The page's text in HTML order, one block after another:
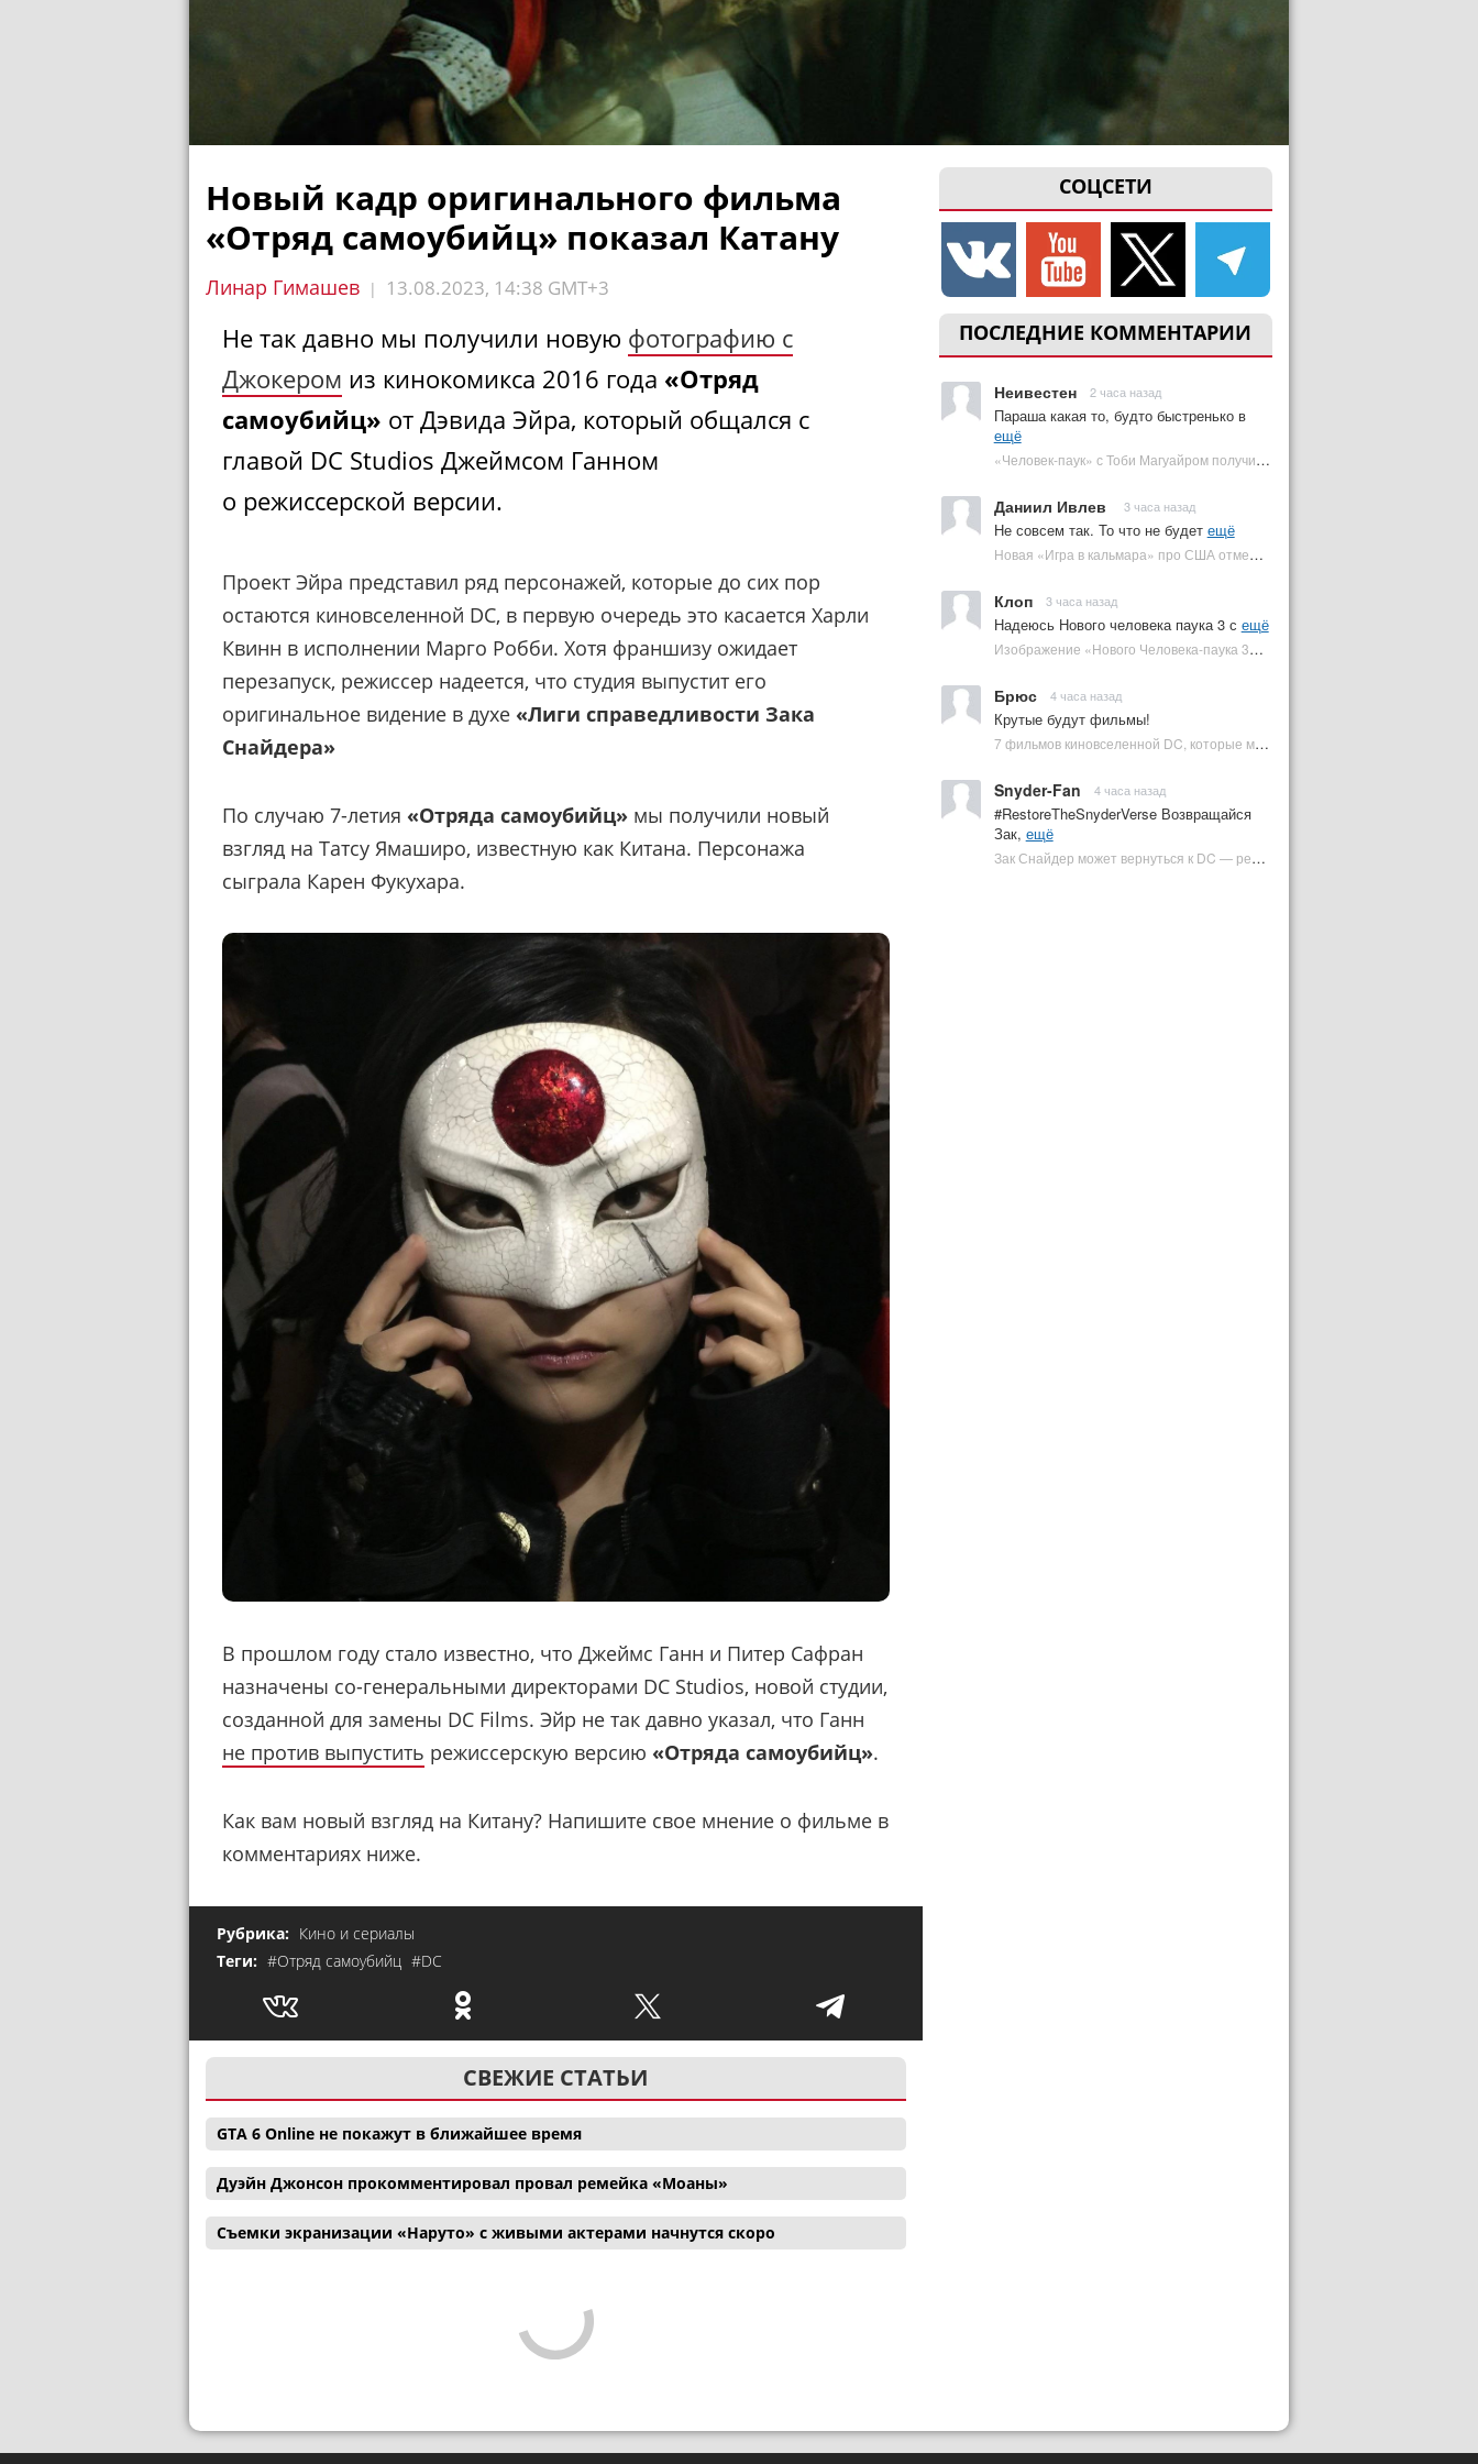
СОЦСЕТИ
ПОСЛЕДНИЕ КОММЕНТАРИИ
Неивестен 2 часа назад
Параша какая то, будто быстренько в
ещё
«Человек-паук» с Тоби Магуайром получил новый постер | Plugged In Ru
Даниил Ивлев 3 часа назад
Не совсем так. То что не будет ещё
Новая «Игра в кальмара» про США отменена | Plugged In Ru
Клоп 3 часа назад
Надеюсь Нового человека паука 3 с ещё
Изображение «Нового Человека-паука 3» подтвердило Зловещую шестерку | Plugged In Ru
Брюс 4 часа назад
Крутые будут фильмы!
7 фильмов киновселенной DC, которые может снять Зак Снайдер | Plugged In Ru
Snyder-Fan 4 часа назад
#RestoreTheSnyderVerse Возвращайся
Зак, ещё
Зак Снайдер может вернуться к DC — режиссер общался с Warner Bros. (фото) | Plugged In Ru
Новый кадр оригинального фильма
«Отряд самоубийц» показал Катану
Линар Гимашев | 13.08.2023, 14:38 GMT+3
Не так давно мы получили новую фотографию с
Джокером из кинокомикса 2016 года «Отряд
самоубийц» от Дэвида Эйра, который общался с
главой DC Studios Джеймсом Ганном
о режиссерской версии.
Проект Эйра представил ряд персонажей, которые до сих пор
остаются киновселенной DC, в первую очередь это касается Харли
Квинн в исполнении Марго Робби. Хотя франшизу ожидает
перезапуск, режиссер надеется, что студия выпустит его
оригинальное видение в духе «Лиги справедливости Зака
Снайдера»
По случаю 7-летия «Отряда самоубийц» мы получили новый
взгляд на Татсу Ямаширо, известную как Китана. Персонажа
сыграла Карен Фукухара.
В прошлом году стало известно, что Джеймс Ганн и Питер Сафран
назначены со-генеральными директорами DC Studios, новой студии,
созданной для замены DC Films. Эйр не так давно указал, что Ганн
не против выпустить режиссерскую версию «Отряда самоубийц».
Как вам новый взгляд на Китану? Напишите свое мнение о фильме в
комментариях ниже.
Рубрика: Кино и сериалы
Теги: #Отряд самоубийц #DC
СВЕЖИЕ СТАТЬИ
GTA 6 Online не покажут в ближайшее время
Дуэйн Джонсон прокомментировал провал ремейка «Моаны»
Съемки экранизации «Наруто» с живыми актерами начнутся скоро